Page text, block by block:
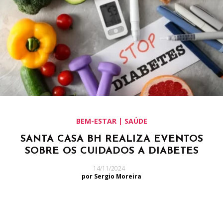
BEM-ESTAR | SAÚDE
SANTA CASA BH REALIZA EVENTOS
SOBRE OS CUIDADOS A DIABETES
14/11/2024
por Sergio Moreira